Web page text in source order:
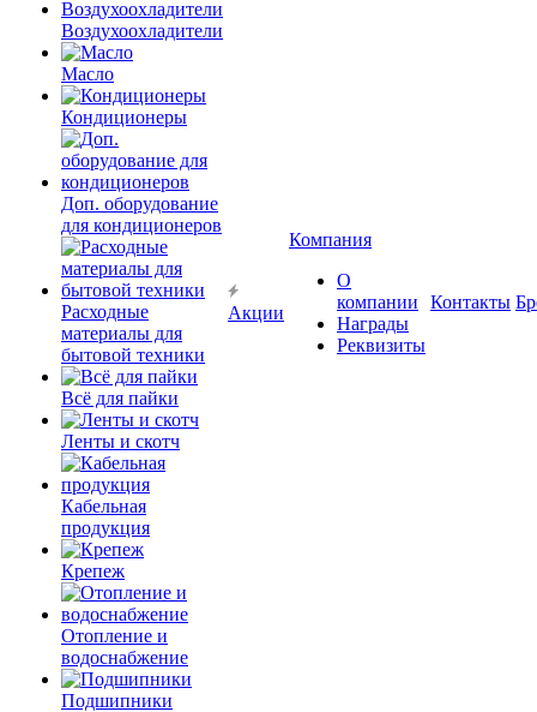
Воздухоохладители
Масло
Кондиционеры
Доп. оборудование
для кондиционеров
Расходные
материалы для
бытовой техники
Всё для пайки
Ленты и скотч
Кабельная
продукция
Крепеж
Отопление и
водоснабжение
Подшипники
Акции
Компания
О
компании
Награды
Реквизиты
Контакты